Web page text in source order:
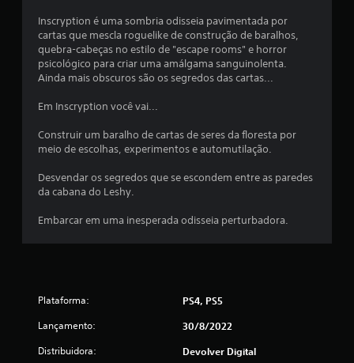
u
a
d
Inscryption é uma sombria odisseia pavimentada por
cartas que mescla roguelike de construção de baralhos,
quebra-cabeças no estilo de "escape rooms" e horror
psicológico para criar uma amálgama sanguinolenta.
Ainda mais obscuros são os segredos das cartas...
Em Inscryption você vai...
Construir um baralho de cartas de seres da floresta por
meio de escolhas, experimentos e automutilação.
Desvendar os segredos que se escondem entre as paredes
da cabana do Leshy.
Embarcar em uma inesperada odisseia perturbadora.
Plataforma: PS4, PS5
Lançamento: 30/8/2022
Distribuidora: Devolver Digital